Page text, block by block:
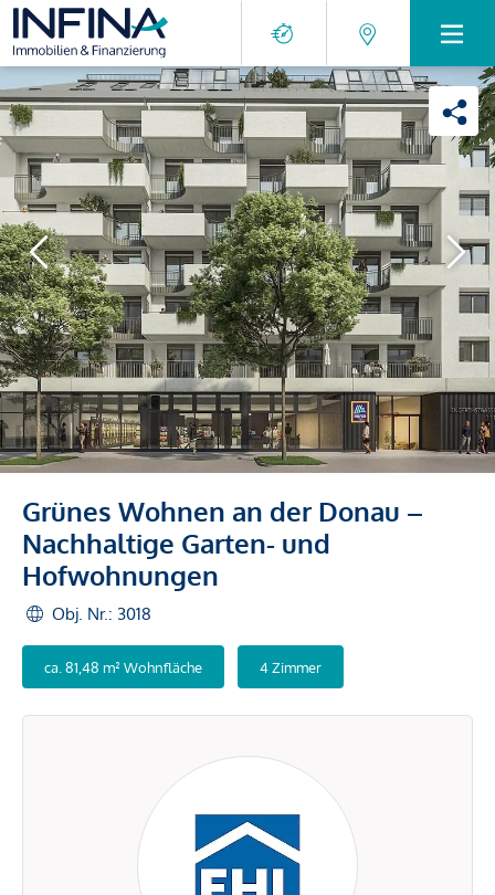
Grünes Wohnen an der Donau –
Nachhaltige Garten- und
Hofwohnungen
Obj. Nr.: 3018
ca. 81,48 m² Wohnfläche 4 Zimmer